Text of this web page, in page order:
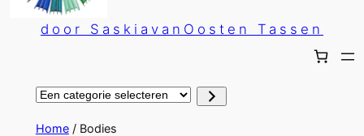
door SaskiavanOosten Tassen
Een
categorie
Home/ Bodies